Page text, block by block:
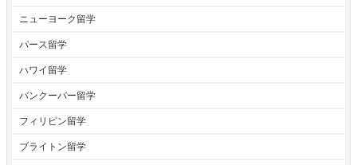
ニューヨーク留学
パース留学
ハワイ留学
バンクーバー留学
フィリピン留学
ブライトン留学